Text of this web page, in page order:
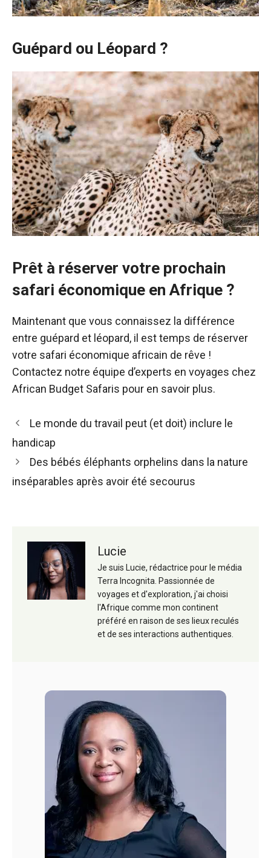
Guépard ou Léopard ?
Prêt à réserver votre prochain
safari économique en Afrique ?
Maintenant que vous connaissez la différence
entre guépard et léopard, il est temps de réserver
votre safari économique africain de rêve !
Contactez notre équipe d’experts en voyages chez
African Budget Safaris pour en savoir plus.
Navigation
des
Le monde du travail peut (et doit) inclure le
handicap
Des bébés éléphants orphelins dans la nature
inséparables après avoir été secourus
Lucie
Je suis Lucie, rédactrice pour le média
Terra Incognita. Passionnée de
voyages et d'exploration, j'ai choisi
l'Afrique comme mon continent
préféré en raison de ses lieux reculés
et de ses interactions authentiques.